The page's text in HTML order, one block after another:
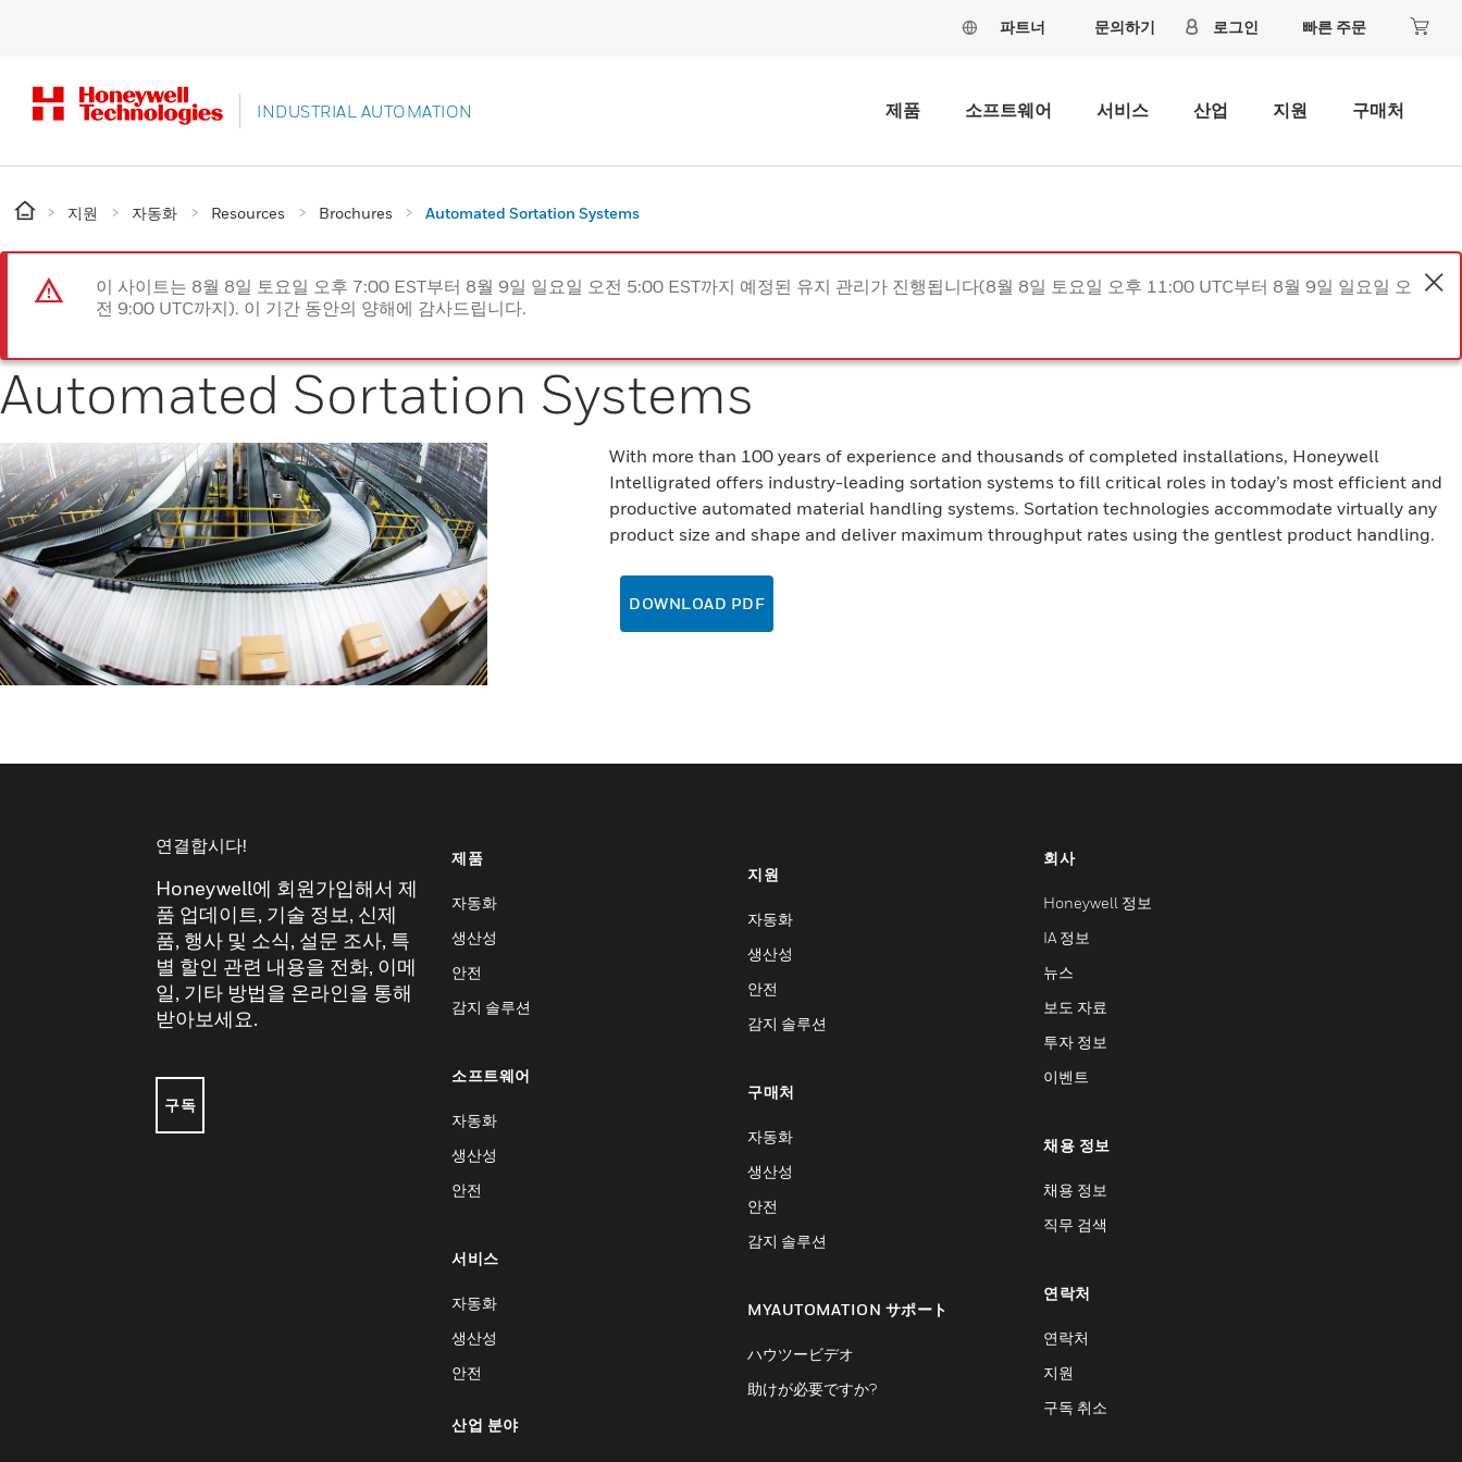
파트너 문의하기 로그인 빠른 주문
INDUSTRIAL AUTOMATION 제품 소프트웨어 서비스 산업 지원 구매처
지원 자동화 Resources Brochures Automated Sortation Systems
이 사이트는 8월 8일 토요일 오후 7:00 EST부터 8월 9일 일요일 오전 5:00 EST까지 예정된 유지 관리가 진행됩니다(8월 8일 토요일 오후 11:00 UTC부터 8월 9일 일요일 오
전 9:00 UTC까지). 이 기간 동안의 양해에 감사드립니다.
Automated Sortation Systems
With more than 100 years of experience and thousands of completed installations, Honeywell
Intelligrated offers industry-leading sortation systems to fill critical roles in today’s most efficient and
productive automated material handling systems. Sortation technologies accommodate virtually any
product size and shape and deliver maximum throughput rates using the gentlest product handling.
DOWNLOAD PDF
연결합시다!
Honeywell에 회원가입해서 제
품 업데이트, 기술 정보, 신제
품, 행사 및 소식, 설문 조사, 특
별 할인 관련 내용을 전화, 이메
일, 기타 방법을 온라인을 통해
받아보세요.
구독
제품
자동화
생산성
안전
감지 솔루션
소프트웨어
자동화
생산성
안전
서비스
자동화
생산성
안전
산업 분야
지원
자동화
생산성
안전
감지 솔루션
구매처
자동화
생산성
안전
감지 솔루션
MYAUTOMATION サポート
ハウツービデオ
助けが必要ですか?
회사
Honeywell 정보
IA 정보
뉴스
보도 자료
투자 정보
이벤트
채용 정보
채용 정보
직무 검색
연락처
연락처
지원
구독 취소